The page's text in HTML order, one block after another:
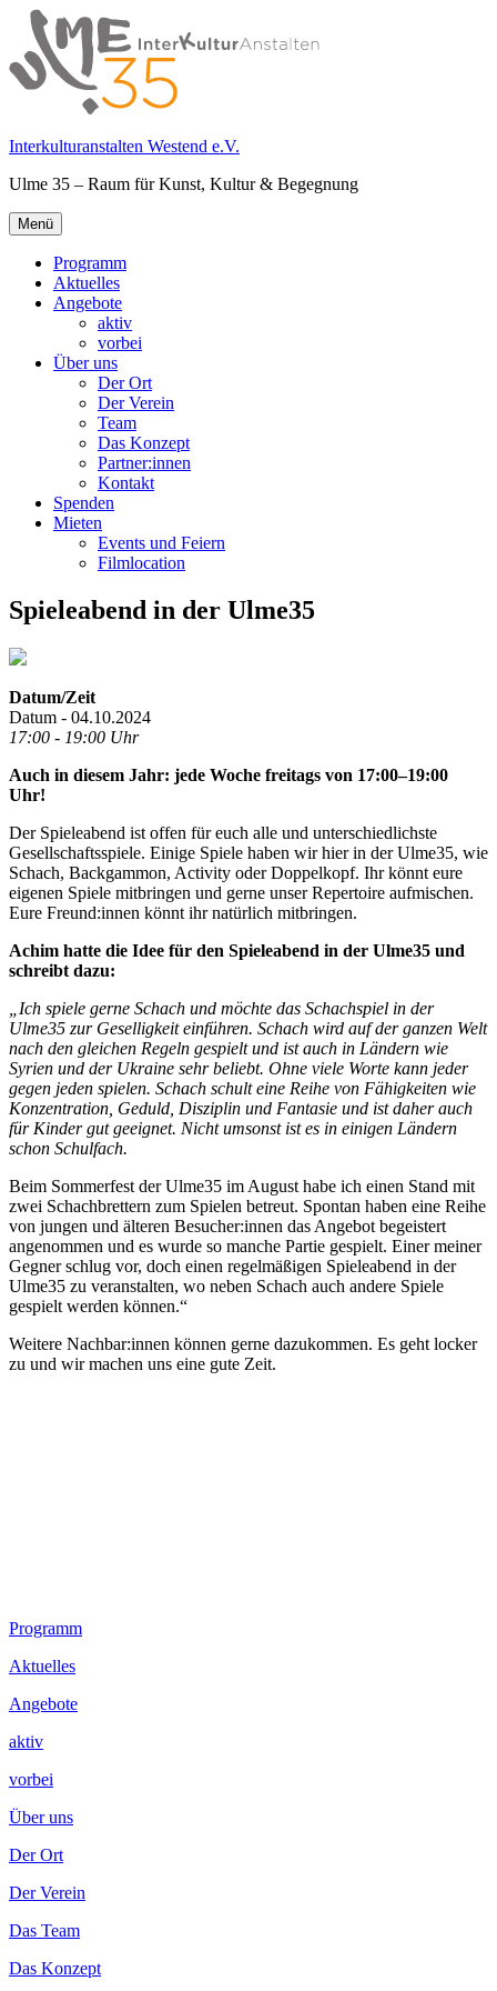
Springe
zum
Inhalt
Interkulturanstalten Westend e.V.
Ulme 35 – Raum für Kunst, Kultur & Begegnung
Primäres
Menü
Menü
Programm
Aktuelles
Angebote
aktiv
vorbei
Über uns
Der Ort
Der Verein
Team
Das Konzept
Partner:innen
Kontakt
Spenden
Mieten
Events und Feiern
Filmlocation
Spieleabend in der Ulme35
Datum/Zeit
Datum - 04.10.2024
17:00 - 19:00 Uhr
Auch in diesem Jahr: jede Woche freitags von 17:00–19:00
Uhr!
Der Spieleabend ist offen für euch alle und unterschiedlichste
Gesellschaftsspiele. Einige Spiele haben wir hier in der Ulme35, wie
Schach, Backgammon, Activity oder Doppelkopf. Ihr könnt eure
eigenen Spiele mitbringen und gerne unser Repertoire aufmischen.
Eure Freund:innen könnt ihr natürlich mitbringen.
Achim hatte die Idee für den Spieleabend in der Ulme35 und
schreibt dazu:
„Ich spiele gerne Schach und möchte das Schachspiel in der
Ulme35 zur Geselligkeit einführen. Schach wird auf der ganzen Welt
nach den gleichen Regeln gespielt und ist auch in Ländern wie
Syrien und der Ukraine sehr beliebt. Ohne viele Worte kann jeder
gegen jeden spielen. Schach schult eine Reihe von Fähigkeiten wie
Konzentration, Geduld, Disziplin und Fantasie und ist daher auch
für Kinder gut geeignet. Nicht umsonst ist es in einigen Ländern
schon Schulfach.
Beim Sommerfest der Ulme35 im August habe ich einen Stand mit
zwei Schachbrettern zum Spielen betreut. Spontan haben eine Reihe
von jungen und älteren Besucher:innen das Angebot begeistert
angenommen und es wurde so manche Partie gespielt. Einer meiner
Gegner schlug vor, doch einen regelmäßigen Spieleabend in der
Ulme35 zu veranstalten, wo neben Schach auch andere Spiele
gespielt werden können.“
Weitere Nachbar:innen können gerne dazukommen. Es geht locker
zu und wir machen uns eine gute Zeit.
Footer
Inhalt
Programm
Aktuelles
Angebote
aktiv
vorbei
Über uns
Der Ort
Der Verein
Das Team
Das Konzept